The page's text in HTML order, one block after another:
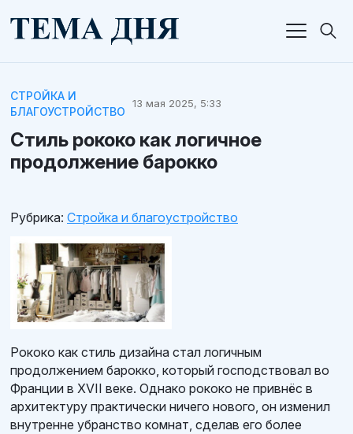
СТРОЙКА И
БЛАГОУСТРОЙСТВО
13 мая 2025, 5:33
Стиль рококо как логичное
продолжение барокко
Рубрика: Стройка и благоустройство
Рококо как стиль дизайна стал логичным
продолжением барокко, который господствовал во
Франции в XVII веке. Однако рококо не привнёс в
архитектуру практически ничего нового, он изменил
внутренне убранство комнат, сделав его более